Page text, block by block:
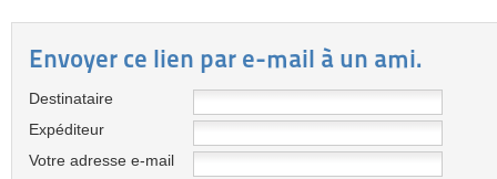
Envoyer ce lien par e-mail à un ami.
Destinataire
Expéditeur
Votre adresse e-mail